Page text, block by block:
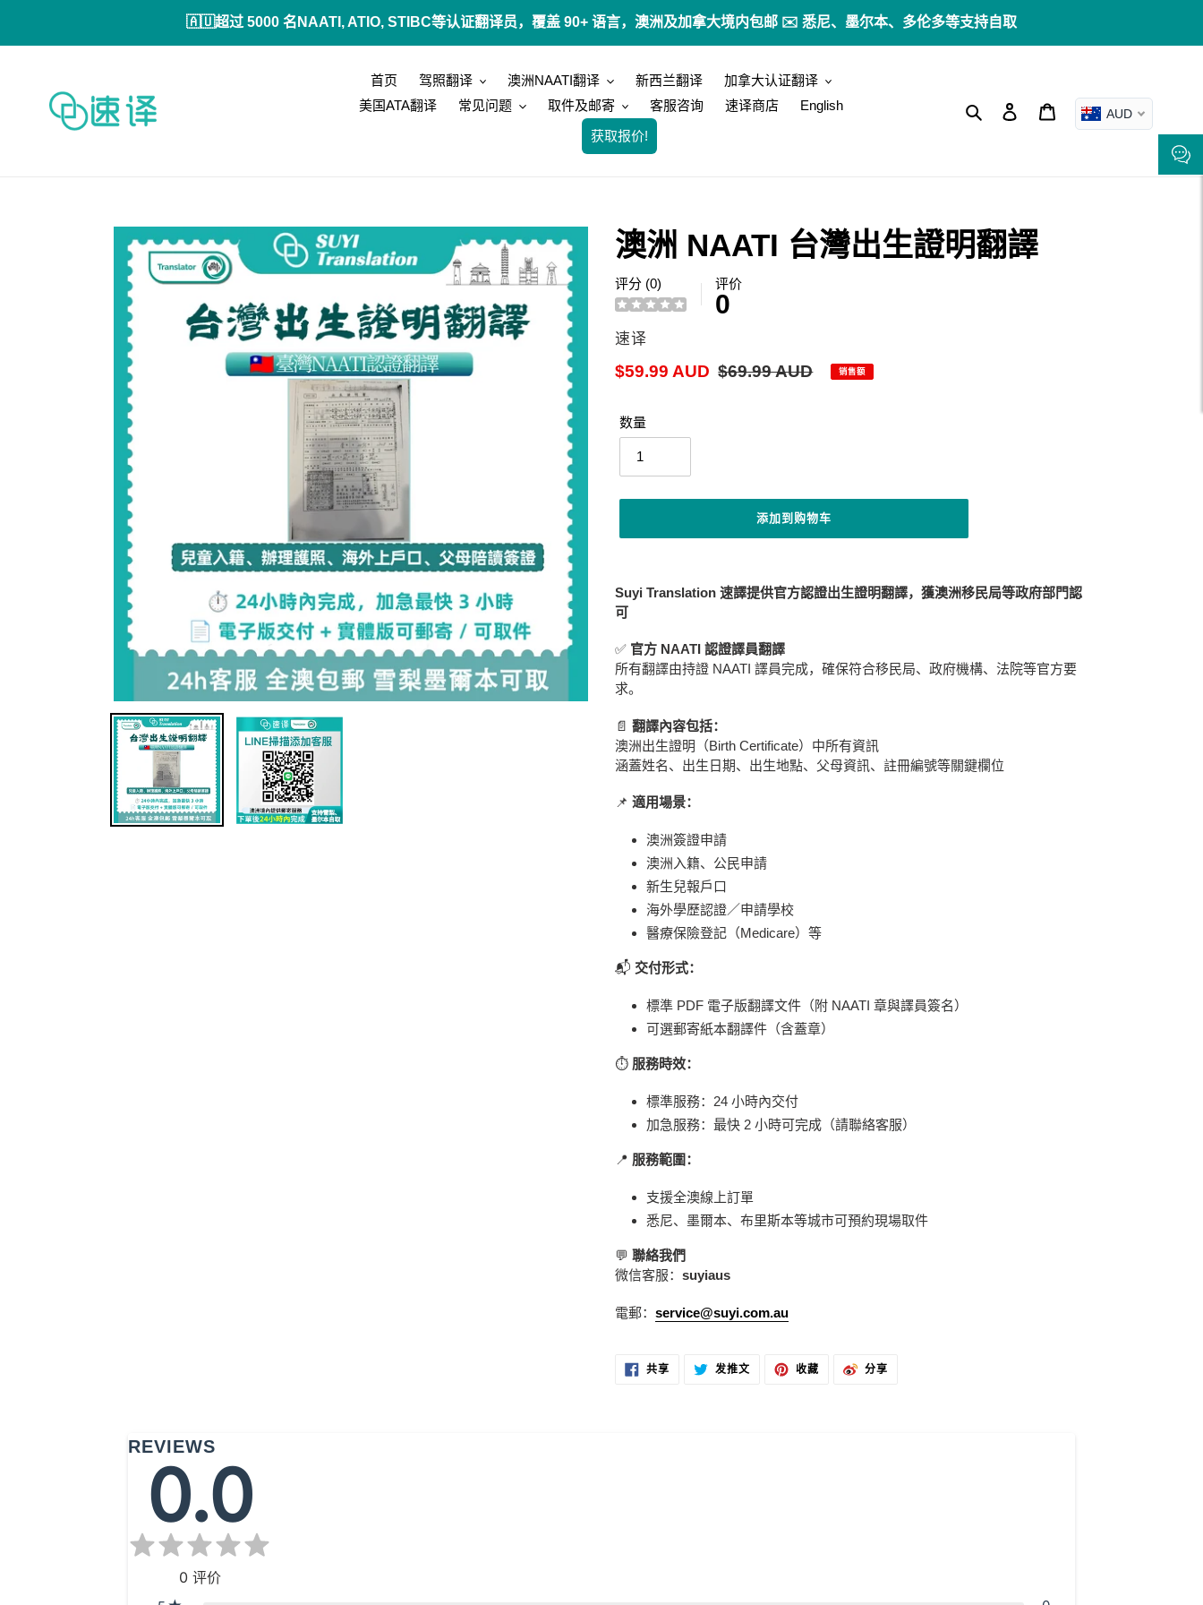
内
🇦🇺超过 5000 名NAATI, ATIO, STIBC等认证翻译员，覆盖 90+ 语言，澳洲及加拿大境内包邮 ✉️ 悉尼、墨尔本、多伦多等支持自取
首页 驾照翻译 澳洲NAATI翻译 新西兰翻译
加拿大认证翻译
美国ATA翻译
常见问题 取件及邮寄 客服咨询 速译商店
English
获取报价!
搜索 登录 购物车 AUD
澳洲 NAATI 台灣出生證明翻譯
评分 (0) 评价
0
供
应
商
速译
销
价
$59.99 AUD 常
$69.99 AUD 销售额
数量
添加到购物车
产
品
添
加
到
您
购
物
车
Suyi Translation 速譯提供官方認證出生證明翻譯，獲澳洲移民局等政府部門認
可
✅ 官方 NAATI 認證譯員翻譯
所有翻譯由持證 NAATI 譯員完成，確保符合移民局、政府機構、法院等官方要
求。
📄 翻譯內容包括：
澳洲出生證明（Birth Certificate）中所有資訊
涵蓋姓名、出生日期、出生地點、父母資訊、註冊編號等關鍵欄位
📌 適用場景：
澳洲簽證申請
澳洲入籍、公民申請
新生兒報戶口
海外學歷認證／申請學校
醫療保險登記（Medicare）等
📬 交付形式：
標準 PDF 電子版翻譯文件（附 NAATI 章與譯員簽名）
可選郵寄紙本翻譯件（含蓋章）
⏱ 服務時效：
標準服務：24 小時內交付
加急服務：最快 2 小時可完成（請聯絡客服）
📍 服務範圍：
支援全澳線上訂單
悉尼、墨爾本、布里斯本等城市可預約現場取件
💬 聯絡我們
微信客服： suyiaus
電郵： service@suyi.com.au
共享在
FACEBOOK
发推文在
TWITTER
收藏固
定
分享分
REVIEWS
0.0
0 评价